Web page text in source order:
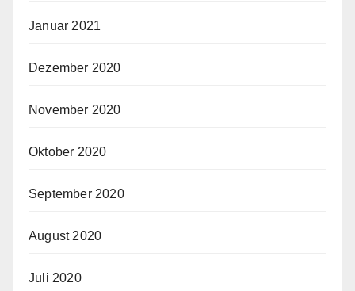
Januar 2021
Dezember 2020
November 2020
Oktober 2020
September 2020
August 2020
Juli 2020